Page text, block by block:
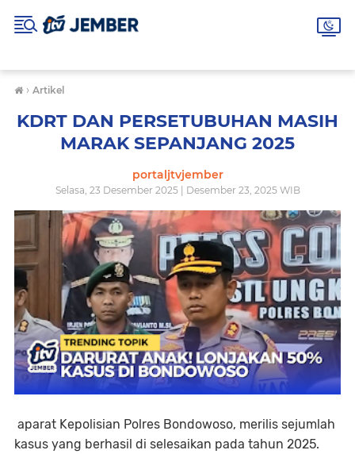
› Artikel
KDRT DAN PERSETUBUHAN MASIH
MARAK SEPANJANG 2025
portaljtvjember
Selasa, 23 Desember 2025 | Desember 23, 2025 WIB
aparat Kepolisian Polres Bondowoso, merilis sejumlah
kasus yang berhasil di selesaikan pada tahun 2025.